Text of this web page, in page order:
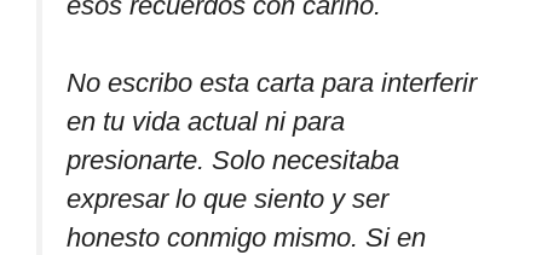
No escribo esta carta para interferir
en tu vida actual ni para
presionarte. Solo necesitaba
expresar lo que siento y ser
honesto conmigo mismo. Si en